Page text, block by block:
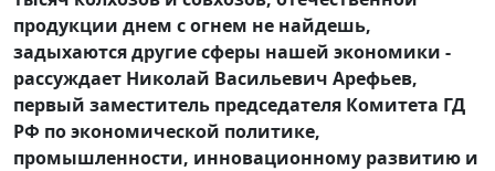
продукции днем с огнем не найдешь,
задыхаются другие сферы нашей экономики -
рассуждает Николай Васильевич Арефьев,
первый заместитель председателя Комитета ГД
РФ по экономической политике,
промышленности, инновационному развитию и